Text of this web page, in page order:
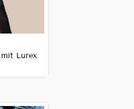
Lurex